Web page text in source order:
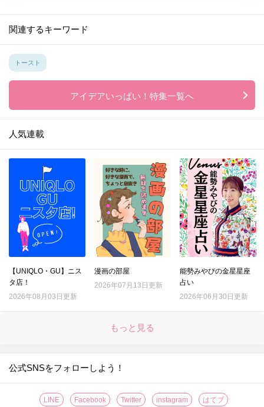
関連するキーワード
トースト
アイデアいっぱい！特集一覧へ
人気連載
【UNIQLO・GU】ニス
タ店！
2026年08月03日更新
漫画の部屋
2026年07月13日更新
能勢みやびの金星星座
占い
2026年06月30日更新
もっと見る
公式SNSをフォローしよう！
LINE Facebook Twitter instagram はてブ